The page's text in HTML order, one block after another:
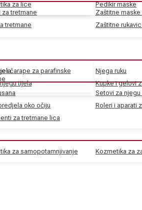
i čarape za parafinske
za tretmane
tretmane
Zaštitne
Zaštitne
oko očiju
za tretmane lica
Setovi za njegu
Roleri i aparati
za lice Pedikir maske
tijela
Njega ruku
Kupke i gelovi
za samopotamnjivanje Kozmetika za